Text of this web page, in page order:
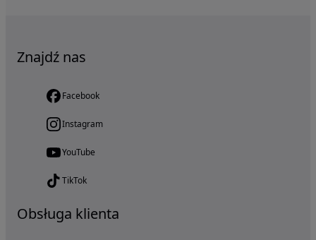
Znajdź nas
Facebook
Instagram
YouTube
TikTok
Obsługa klienta